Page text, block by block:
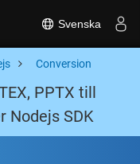
Svenska
Conversion
PPTX till
Nodejs SDK